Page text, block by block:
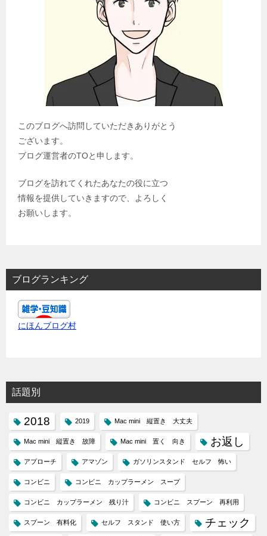
このブログへ訪問していただきありがとう
ございます。
ブログ運営者のTOと申します。
ブログを訪れてくれたあなたの役に立つ
情報を提供していきますので、よろしく
お願いします。
ブログランキング
にほんブログ村
話題別
2018 2019 Mac mini 縦置き 大丈夫
Mac mini 縦置き 故障 Mac mini 置く 向き お返し
アプローチ アマゾン ガソリンスタンド セルフ 怖い
コンビニ コンビニ カップラーメン スープ
コンビニ カップラーメン 残り汁 コンビニ スプーン 再利用
スプーン 有料化 セルフ スタンド 使い方
チェック